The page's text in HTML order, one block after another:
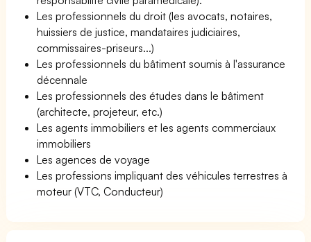
Les professionnels du droit (les avocats, notaires,
huissiers de justice, mandataires judiciaires,
commissaires-priseurs...)
Les professionnels du bâtiment soumis à l'assurance
décennale
Les professionnels des études dans le bâtiment
(architecte, projeteur, etc.)
Les agents immobiliers et les agents commerciaux
immobiliers
Les agences de voyage
Les professions impliquant des véhicules terrestres à
moteur (VTC, Conducteur)